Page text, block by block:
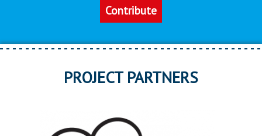
Contribute
PROJECT PARTNERS